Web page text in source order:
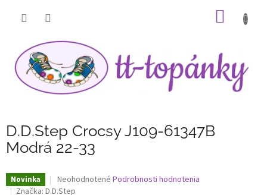
D.D.Step Crocsy J109-61347B
Modrá 22-33
Novinka
Priemerné
hodnotenie
Neohodnotené Podrobnosti hodnotenia
Značka: D.D.Step